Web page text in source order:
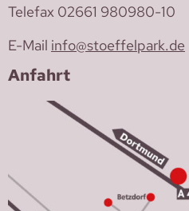
Telefax 02661 980980-10
E-Mail info@stoeffelpark.de
Anfahrt